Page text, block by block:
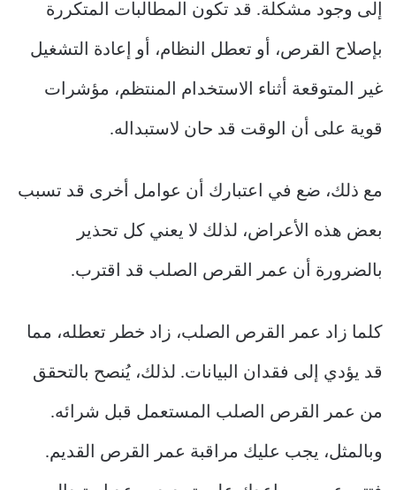
إلى وجود مشكلة. قد تكون المطالبات المتكررة
بإصلاح القرص، أو تعطل النظام، أو إعادة التشغيل
غير المتوقعة أثناء الاستخدام المنتظم، مؤشرات
قوية على أن الوقت قد حان لاستبداله.
مع ذلك، ضع في اعتبارك أن عوامل أخرى قد تسبب
بعض هذه الأعراض، لذلك لا يعني كل تحذير
بالضرورة أن عمر القرص الصلب قد اقترب.
كلما زاد عمر القرص الصلب، زاد خطر تعطله، مما
قد يؤدي إلى فقدان البيانات. لذلك، يُنصح بالتحقق
من عمر القرص الصلب المستعمل قبل شرائه.
وبالمثل، يجب عليك مراقبة عمر القرص القديم.